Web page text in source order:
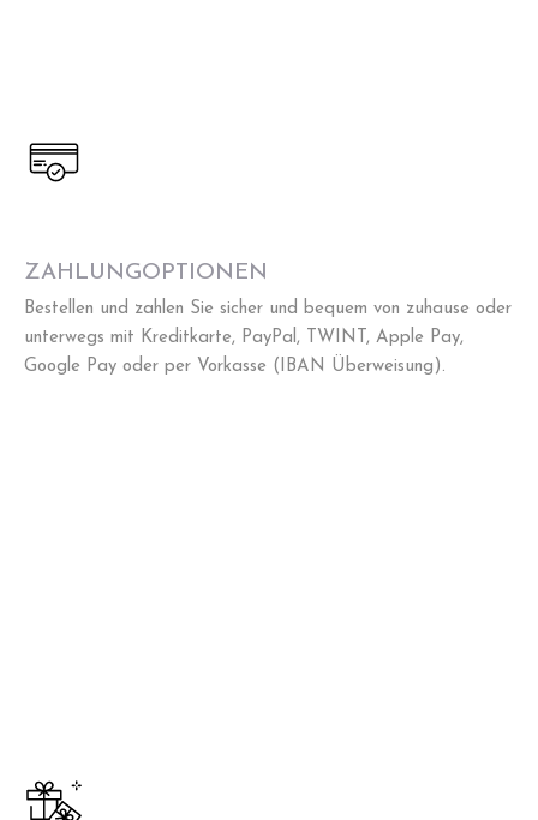
ZAHLUNGOPTIONEN
Bestellen und zahlen Sie sicher und bequem von zuhause oder
unterwegs mit Kreditkarte, PayPal, TWINT, Apple Pay,
Google Pay oder per Vorkasse (IBAN Überweisung).